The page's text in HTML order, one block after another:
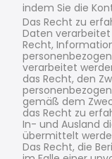
indem Sie die
Das Recht zu
Daten
Recht,
verarbeitet
das Recht, den
gemäß dem
das Recht zu
In- und Ausland
übermittelt
Das Recht, die